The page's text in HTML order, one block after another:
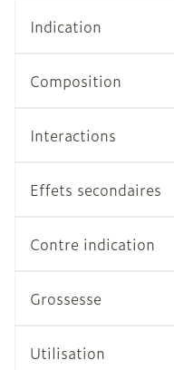
Indication
Composition
Interactions
Effets secondaires
Contre indication
Grossesse
Utilisation